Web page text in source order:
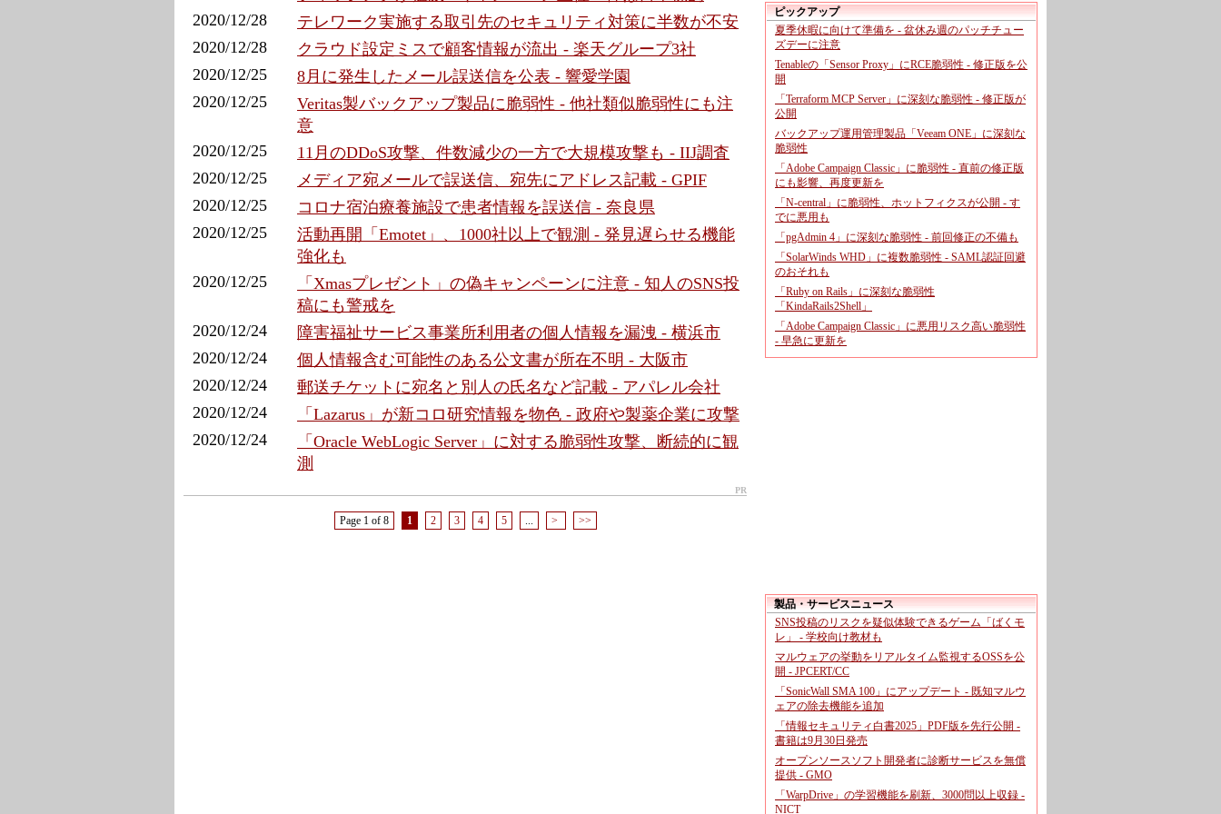
2020/12/28
テレワーク実施する取引先のセキュリティ対策に半数が不安
2020/12/28
クラウド設定ミスで顧客情報が流出 - 楽天グループ3社
2020/12/25
8月に発生したメール誤送信を公表 - 響愛学園
2020/12/25
Veritas製バックアップ製品に脆弱性 - 他社類似脆弱性にも注
意
2020/12/25
11月のDDoS攻撃、件数減少の一方で大規模攻撃も - IIJ調査
2020/12/25
メディア宛メールで誤送信、宛先にアドレス記載 - GPIF
2020/12/25
コロナ宿泊療養施設で患者情報を誤送信 - 奈良県
2020/12/25
活動再開「Emotet」、1000社以上で観測 - 発見遅らせる機能
強化も
2020/12/25
「Xmasプレゼント」の偽キャンペーンに注意 - 知人のSNS投
稿にも警戒を
2020/12/24
障害福祉サービス事業所利用者の個人情報を漏洩 - 横浜市
2020/12/24
個人情報含む可能性のある公文書が所在不明 - 大阪市
2020/12/24
郵送チケットに宛名と別人の氏名など記載 - アパレル会社
2020/12/24
「Lazarus」が新コロ研究情報を物色 - 政府や製薬企業に攻撃
2020/12/24
「Oracle WebLogic Server」に対する脆弱性攻撃、断続的に観
測
PR
Page 1 of 8 1 2 3 4 5 ... > >>
ピックアップ
夏季休暇に向けて準備を - 盆休み週のパッチチュー
ズデーに注意
Tenableの「Sensor Proxy」にRCE脆弱性 - 修正版を公
開
「Terraform MCP Server」に深刻な脆弱性 - 修正版が
公開
バックアップ運用管理製品「Veeam ONE」に深刻な
脆弱性
「Adobe Campaign Classic」に脆弱性 - 直前の修正版
にも影響、再度更新を
「N-central」に脆弱性、ホットフィクスが公開 - す
でに悪用も
「pgAdmin 4」に深刻な脆弱性 - 前回修正の不備も
「SolarWinds WHD」に複数脆弱性 - SAML認証回避
のおそれも
「Ruby on Rails」に深刻な脆弱性
「KindaRails2Shell」
「Adobe Campaign Classic」に悪用リスク高い脆弱性
- 早急に更新を
製品・サービスニュース
SNS投稿のリスクを疑似体験できるゲーム「ばくモ
レ」 - 学校向け教材も
マルウェアの挙動をリアルタイム監視するOSSを公
開 - JPCERT/CC
「SonicWall SMA 100」にアップデート - 既知マルウ
ェアの除去機能を追加
「情報セキュリティ白書2025」PDF版を先行公開 -
書籍は9月30日発売
オープンソースソフト開発者に診断サービスを無償
提供 - GMO
「WarpDrive」の学習機能を刷新、3000問以上収録 -
NICT